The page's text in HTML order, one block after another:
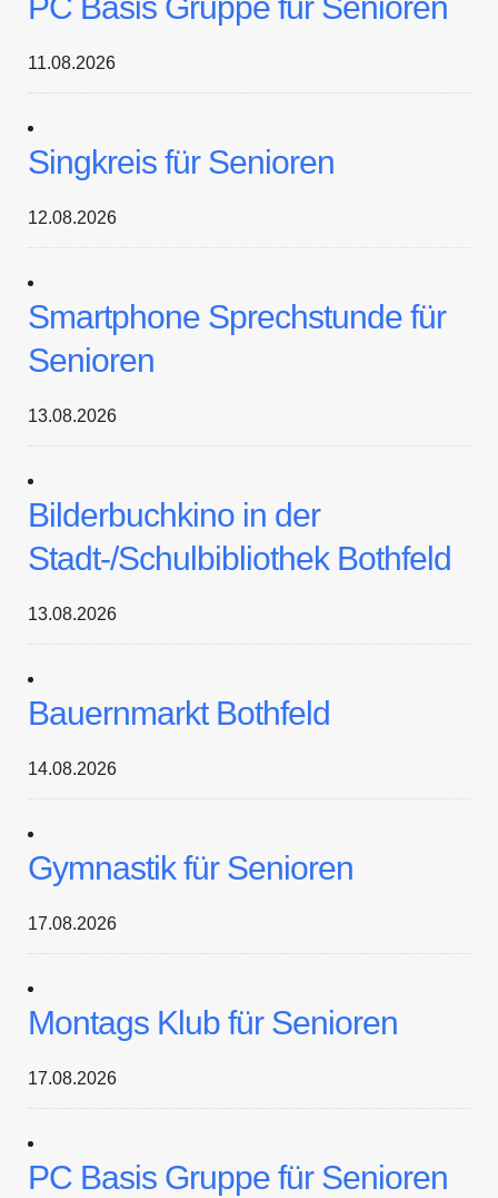
11.08.2026
Singkreis für Senioren
12.08.2026
Smartphone Sprechstunde für
Senioren
13.08.2026
Bilderbuchkino in der
Stadt-/Schulbibliothek Bothfeld
13.08.2026
Bauernmarkt Bothfeld
14.08.2026
Gymnastik für Senioren
17.08.2026
Montags Klub für Senioren
17.08.2026
PC Basis Gruppe für Senioren